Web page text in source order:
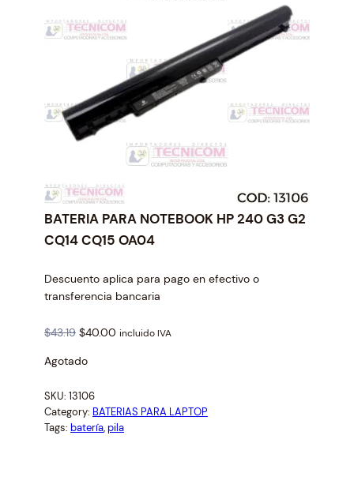
BATERIA PARA NOTEBOOK HP 240 G3 G2
CQ14 CQ15 OA04
Descuento aplica para pago en efectivo o
transferencia bancaria
$43.19 O
i
i
n
a
$40.00 C
n
t
incluido IVA
Agotado
SKU: 13106
Category: BATERIAS PARA LAPTOP
Tags: batería, pila